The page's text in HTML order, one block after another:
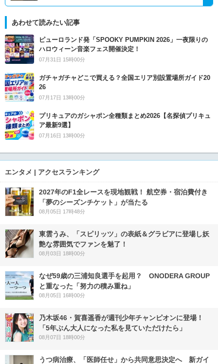
あわせて読みたい記事
ピューロランド発「SPOOKY PUMPKIN 2026」一夜限りの
ハロウィーン音楽フェス開催決定！
07月31日 15時00分
ガチャガチャどこで買える？全国エリア別設置場所ガイド20
26
07月17日 13時00分
プリキュアのガシャポン全種類まとめ2026【名探偵プリキュ
ア最新9選】
07月16日 13時00分
エンタメ | アクセスランキング
2027年のF1全レースを現地観戦！ 航空券・宿泊費付き
「夢のシーズンチケット」が当たる
08月05日 17時48分
東雲うみ、「スピリッツ」の表紙＆グラビアに登場し妖
艶な雰囲気でファンを魅了！
08月03日 18時00分
なぜ59歳の三浦知良選手を起用？ ONODERA GROUP
と重なった「努力の積み重ね」
08月05日 16時00分
乃木坂46・賀喜遥香が週刊少年チャンピオンに登場！
「5年ぶん大人になった私を見ていただけたら」
08月07日 18時00分
うつ病治療、「医師任せ」から共同意思決定へ 新ガイ